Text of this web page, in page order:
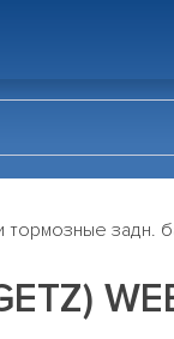
тормозные задн.